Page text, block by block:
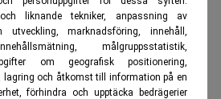
liknande tekniker, anpassning av
utveckling, marknadsföring, innehåll,
målgruppsstatistik,
om geografisk positionering,
lagring och åtkomst till information på en
förhindra och upptäcka bedrägerier
ett åttiotal tjänstemän och
för att besvara en enda fråga: